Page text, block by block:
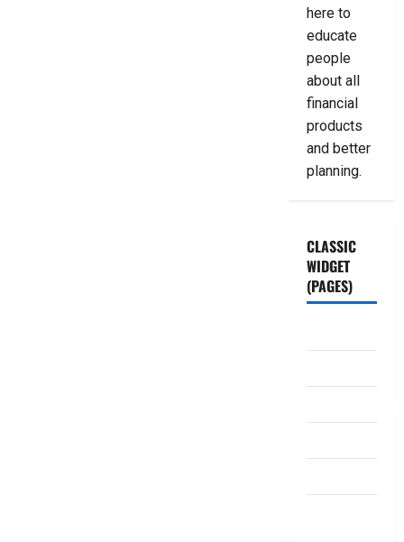
here to
educate
people
about all
financial
products
and better
planning.
CLASSIC
WIDGET
(PAGES)